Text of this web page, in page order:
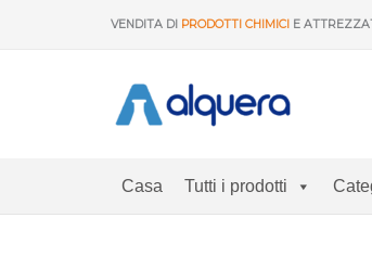
VENDITA DI PRODOTTI CHIMICI E
Casa Tutti i prodotti